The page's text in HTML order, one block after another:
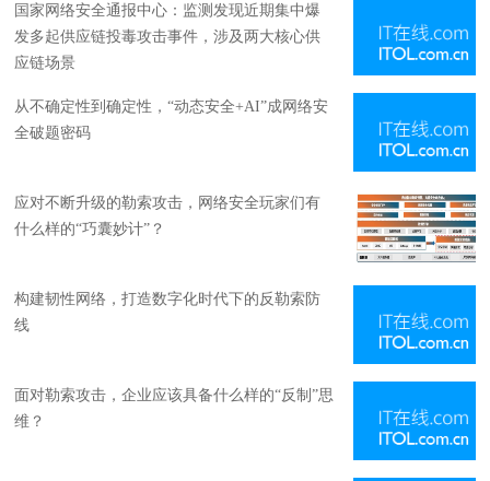
国家网络安全通报中心：监测发现近期集中爆
发多起供应链投毒攻击事件，涉及两大核心供
应链场景
从不确定性到确定性，“动态安全+AI”成网络安
全破题密码
应对不断升级的勒索攻击，网络安全玩家们有
什么样的“巧囊妙计”？
构建韧性网络，打造数字化时代下的反勒索防
线
面对勒索攻击，企业应该具备什么样的“反制”思
维？